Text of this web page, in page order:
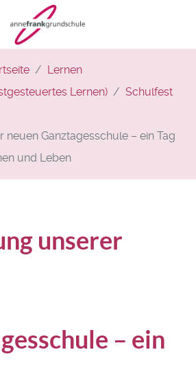
Lernen
Lernen)
Schulfest
neuen Ganztagesschule – ein Tag
und Leben
unserer
– ein